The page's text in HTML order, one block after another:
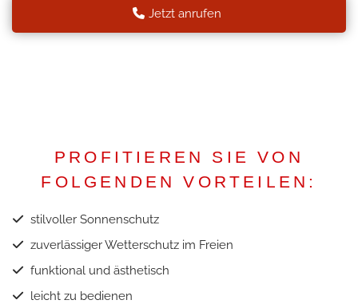
Jetzt anrufen
PROFITIEREN SIE VON
FOLGENDEN VORTEILEN:
stilvoller Sonnenschutz
zuverlässiger Wetterschutz im Freien
funktional und ästhetisch
leicht zu bedienen